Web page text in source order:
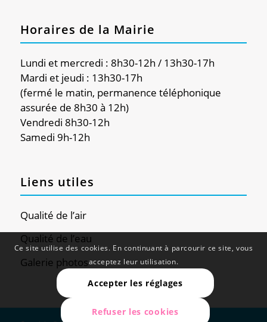
Horaires de la Mairie
Lundi et mercredi : 8h30-12h / 13h30-17h
Mardi et jeudi : 13h30-17h
(fermé le matin, permanence téléphonique
assurée de 8h30 à 12h)
Vendredi 8h30-12h
Samedi 9h-12h
Liens utiles
Qualité de l’air
Qualité de l’eau
Galerie photos
Ce site utilise des cookies. En continuant à parcourir ce site, vous
acceptez leur utilisation.
Accepter les réglages
Refuser les cookies